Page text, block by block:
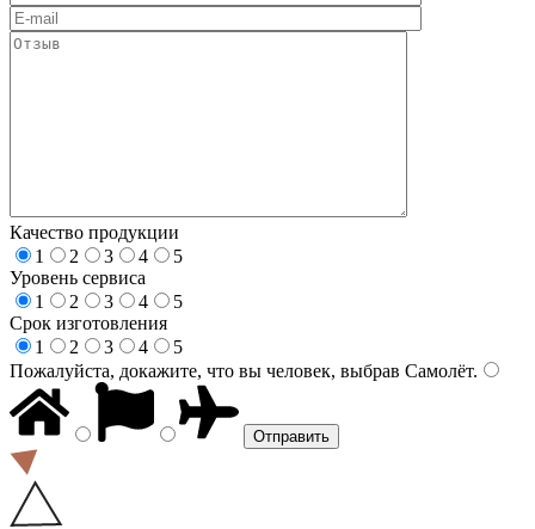
Качество продукции
1
2 3 4
5
Уровень сервиса
1
2 3 4
5
Срок изготовления
1
2 3 4
5
Пожалуйста, докажите, что вы человек, выбрав Самолёт.